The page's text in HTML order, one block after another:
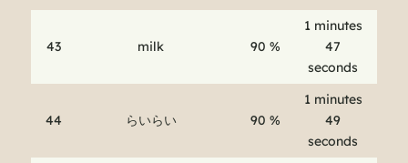
43 milk 90 %
1 minutes
47
seconds
44 らいらい 90 %
1 minutes
49
seconds